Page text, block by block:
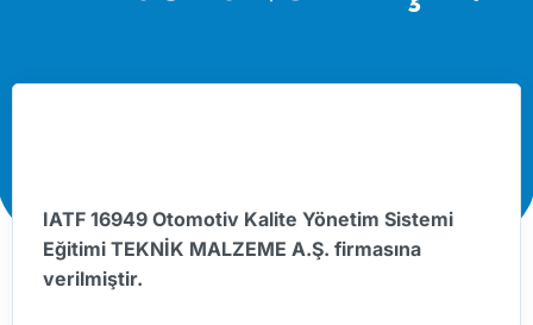
IATF 16949 Otomotiv Kalite Yönetim Sistemi
Eğitimi TEKNİK MALZEME A.Ş. firmasına
verilmiştir.